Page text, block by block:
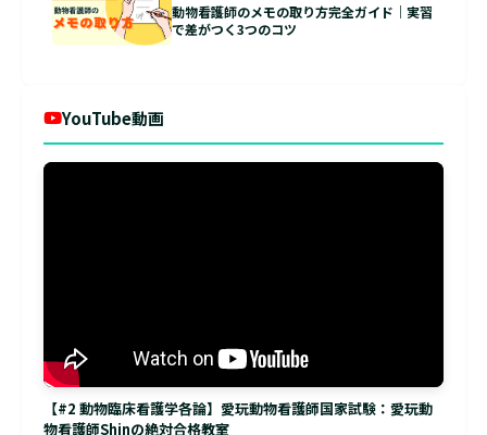
動物看護師のメモの取り方完全ガイド｜実習
で差がつく3つのコツ
YouTube動画
【#2 動物臨床看護学各論】愛玩動物看護師国家試験：愛玩動
物看護師Shinの絶対合格教室